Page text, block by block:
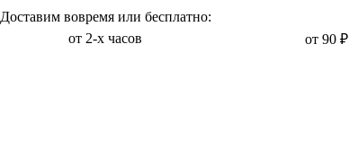
Доставим вовремя или бесплатно:
от 2-х часов от 90 ₽